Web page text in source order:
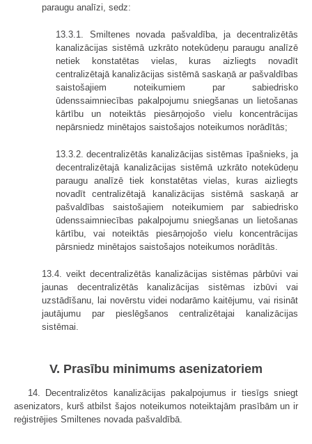
paraugu analīzi, sedz:
13.3.1. Smiltenes novada pašvaldība, ja decentralizētās
kanalizācijas sistēmā uzkrāto notekūdeņu paraugu analīzē
netiek konstatētas vielas, kuras aizliegts novadīt
centralizētajā kanalizācijas sistēmā saskaņā ar pašvaldības
saistošajiem noteikumiem par sabiedrisko
ūdenssaimniecības pakalpojumu sniegšanas un lietošanas
kārtību un noteiktās piesārņojošo vielu koncentrācijas
nepārsniedz minētajos saistošajos noteikumos norādītās;
13.3.2. decentralizētās kanalizācijas sistēmas īpašnieks, ja
decentralizētajā kanalizācijas sistēmā uzkrāto notekūdeņu
paraugu analīzē tiek konstatētas vielas, kuras aizliegts
novadīt centralizētajā kanalizācijas sistēmā saskaņā ar
pašvaldības saistošajiem noteikumiem par sabiedrisko
ūdenssaimniecības pakalpojumu sniegšanas un lietošanas
kārtību, vai noteiktās piesārņojošo vielu koncentrācijas
pārsniedz minētajos saistošajos noteikumos norādītās.
13.4. veikt decentralizētās kanalizācijas sistēmas pārbūvi vai
jaunas decentralizētās kanalizācijas sistēmas izbūvi vai
uzstādīšanu, lai novērstu videi nodarāmo kaitējumu, vai risināt
jautājumu par pieslēgšanos centralizētajai kanalizācijas
sistēmai.
V. Prasību minimums asenizatoriem
14. Decentralizētos kanalizācijas pakalpojumus ir tiesīgs sniegt
asenizators, kurš atbilst šajos noteikumos noteiktajām prasībām un ir
reģistrējies Smiltenes novada pašvaldībā.